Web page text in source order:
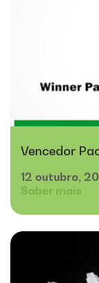
Vencedor
12 outubro,
Saber mais